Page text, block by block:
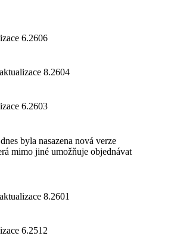
6.2606
8.2604
6.2603
byla nasazena nová verze
mimo jiné umožňuje objednávat
8.2601
6.2512